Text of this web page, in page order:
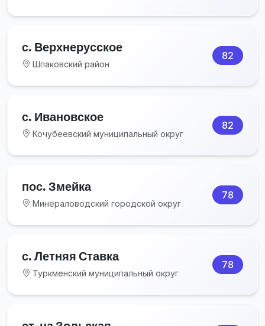
с. Верхнерусское
Шпаковский район
82
с. Ивановское
Кочубеевский муниципальный округ
82
пос. Змейка
Минераловодский городской округ
78
с. Летняя Ставка
Туркменский муниципальный округ
78